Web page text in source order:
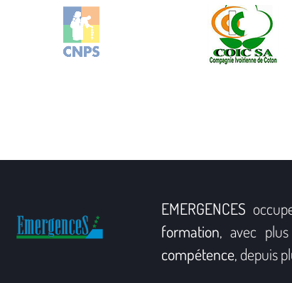
EMERGENCES
formation, avec
compétence, depuis